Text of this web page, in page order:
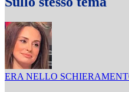
ERA NELLO